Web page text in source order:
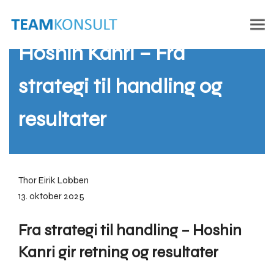
Hoshin Kanri – Fra
strategi til handling og
resultater
Thor Eirik Lobben
13. oktober 2025
Fra strategi til handling – Hoshin
Kanri gir retning og resultater